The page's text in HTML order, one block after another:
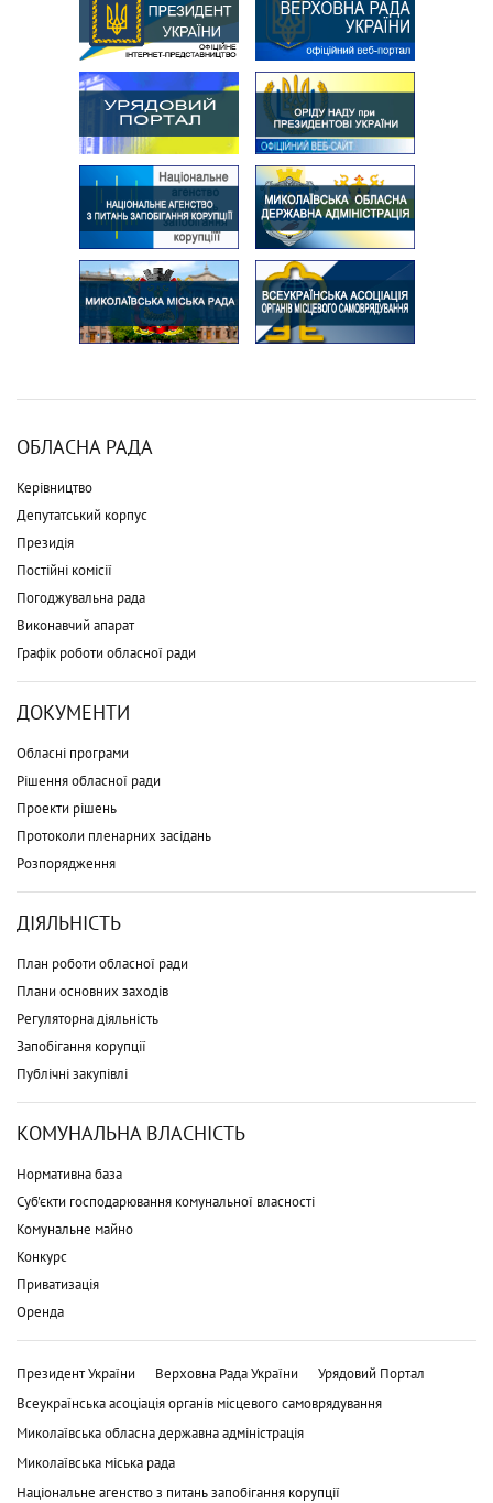
ОБЛАСНА РАДА
Керівництво
Депутатський корпус
Президія
Постійні комісії
Погоджувальна рада
Виконавчий апарат
Графік роботи обласної ради
ДОКУМЕНТИ
Обласні програми
Рішення обласної ради
Проекти рішень
Протоколи пленарних засідань
Розпорядження
ДІЯЛЬНІСТЬ
План роботи обласної ради
Плани основних заходів
Регуляторна діяльність
Запобігання корупції
Публічні закупівлі
КОМУНАЛЬНА ВЛАСНІСТЬ
Нормативна база
Суб'єкти господарювання комунальної власності
Комунальне майно
Конкурс
Приватизація
Оренда
Президент України Верховна Рада України
Урядовий Портал
Всеукраїнська асоціація органів місцевого самоврядування
Миколаївська обласна державна адміністрація
Миколаївська міська рада
Національне агенство з питань запобігання корупції